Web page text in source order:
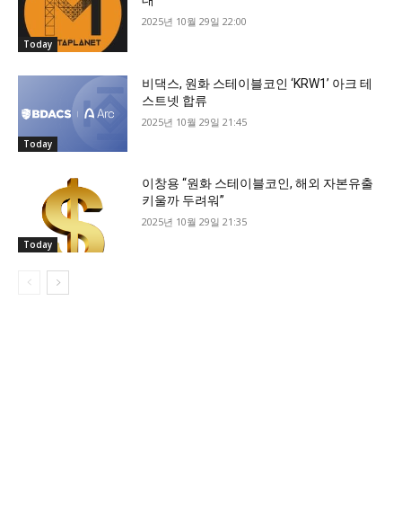
Today
2025년 10월 29일 22:00
Today
비댁스, 원화 스테이블코인 ‘KRW1’ 아크 테
스트넷 합류
2025년 10월 29일 21:45
Today
이창용 “원화 스테이블코인, 해외 자본유출
키울까 두려워”
2025년 10월 29일 21:35